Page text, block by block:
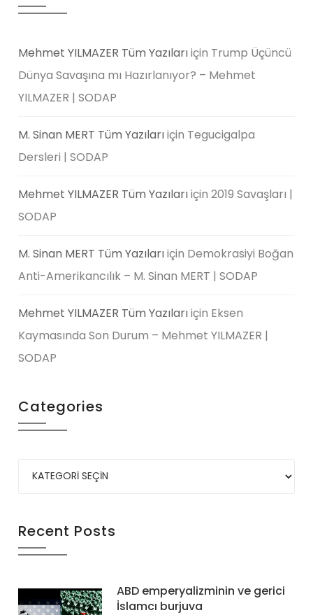
Mehmet YILMAZER Tüm Yazılarıiçin Trump Üçüncü
Dünya Savaşına mı Hazırlanıyor? – Mehmet
YILMAZER | SODAP
M. Sinan MERT Tüm Yazılarıiçin Tegucigalpa
Dersleri | SODAP
Mehmet YILMAZER Tüm Yazılarıiçin2019 Savaşları |
SODAP
M. Sinan MERT Tüm Yazılarıiçin Demokrasiyi Boğan
Anti-Amerikancılık – M. Sinan MERT | SODAP
Mehmet YILMAZER Tüm Yazılarıiçin Eksen
Kaymasında Son Durum – Mehmet YILMAZER |
SODAP
Categories
Recent Posts
ABD emperyalizminin ve gerici
İslamcı burjuva